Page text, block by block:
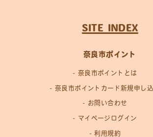
SITE INDEX
奈良市ポイント
奈良市ポイントとは
奈良市ポイントカード新規申し
お問い合わせ
マイページログイン
利用規約